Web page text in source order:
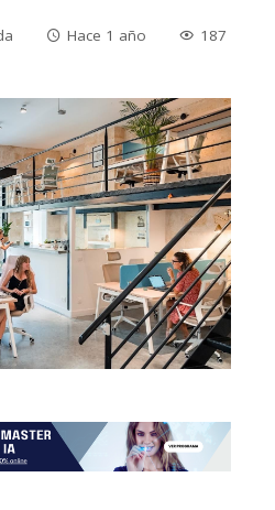
Hace 1 año 187